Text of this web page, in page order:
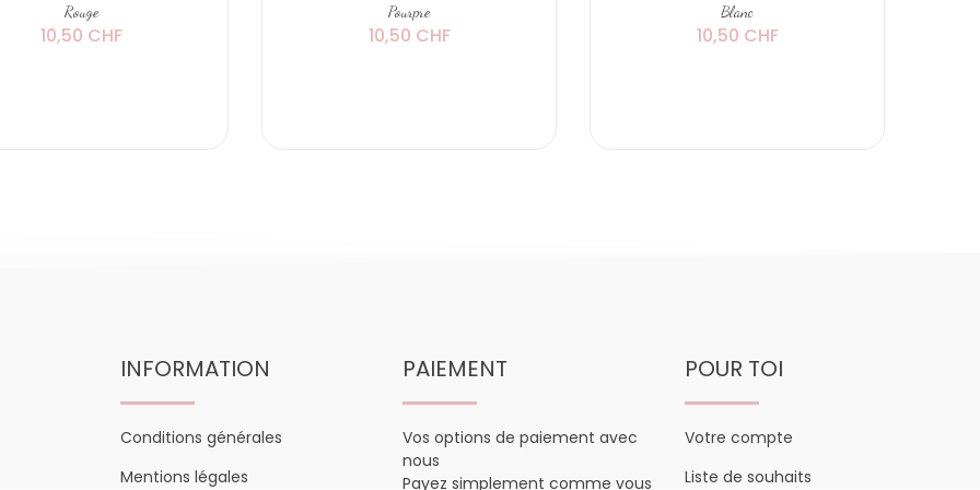
Rouge
10,50 CHF
Pourpre
10,50 CHF
Blanc
10,50 CHF
INFORMATION
Conditions générales
Mentions légales
PAIEMENT
Vos options de paiement avec
nous
Payez simplement comme vous
POUR TOI
Votre compte
Liste de souhaits